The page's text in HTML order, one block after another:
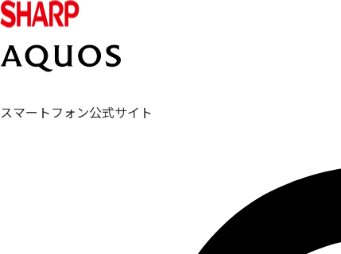
スマートフォン公式サイト